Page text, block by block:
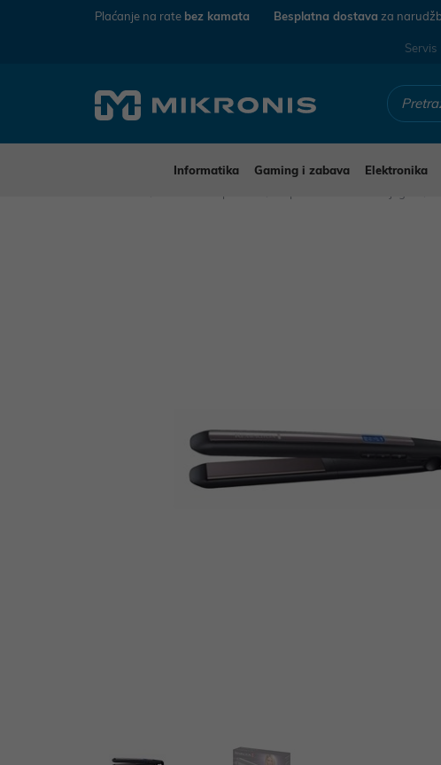
Plaćanje na rate bez kamata Besplatna dostava za
Servis
Informatika Gaming i zabava Elektronika